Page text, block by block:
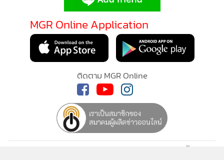
CBS News รายงานว่า ขณะเดียวกันสำหรับเขต 11 ของ
ซานฟรานซิสโกซึ่งเป็นเขตเดิมของอดีตประธานสภาคองเกรส
สหรัฐฯ แนนซี เพโลซี ที่เคยฝากผลงานทิ้งทวนบินเข้าไต้หวันเพื่อ
พบอดีตประธานาธิบดี ไช่ อิงเหวิน จนทำให้ปักกิ่งฉุนสุดขีดจัด
ปิดล้อมเกาะซ้อมรบนานหลายวัน
ผลการเลือกตั้งรอบไพรมารีพบว่า ซุปเปอร์ไวเซอร์
ซานฟรานซิสโกเชื้อสายเอเชีย คอร์นนี ชาน (Connie Chan) และ
สว.สภารัฐแคลิฟอร์เนีย สกอตต์ วีนเนอร์ (Scott Wiener) ผ่าน
เข้าชิงในการเลือกตั้งพฤศจิกายน
บินไปเสียวไป!USสั่งตรวจสอบโบอิ้ง737แม็กซ์หลายร้อย
ลำ อาจมีรอยร้าวบริเวณลำตัวเครื่องบิน
ทรัมป์โกรธหูดับ!ขู่จำคุกสื่อปล่อยข่าวสหรัฐฯ'กระสุนร่อย
หรอ' ต้องถอยกรูดแผนโจมตีอิหร่าน
ข่าวอื่นในหมวด
ประสบการณ์คอนเทนต์ที่ดีที่สุดให้กับผู้อ่านบนเว็บไซต์ และ
แอพพลิเคชั่น เงื่อนไขการใช้งานเว็บไซต์
ส่วนบุคคล
รับทราบ